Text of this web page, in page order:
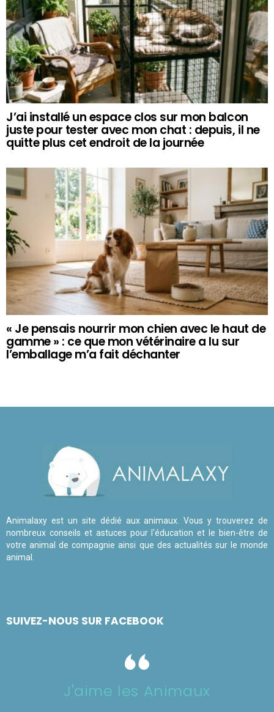
J’ai installé un espace clos sur mon balcon
juste pour tester avec mon chat : depuis, il ne
quitte plus cet endroit de la journée
« Je pensais nourrir mon chien avec le haut de
gamme » : ce que mon vétérinaire a lu sur
l’emballage m’a fait déchanter
Animalaxy est un site dédié aux animaux. Vous y trouverez de
nombreux conseils et astuces pour l'éducation et le bien-être de
votre animal de compagnie ainsi que des actualités sur le monde
animal.
SUIVEZ-NOUS SUR FACEBOOK
J'aime les Animaux